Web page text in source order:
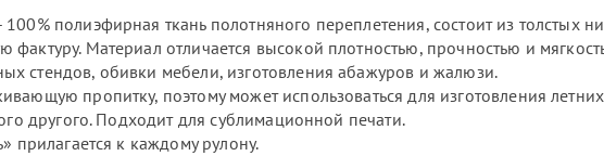
полиэфирная ткань полотняного переплетения, состоит из толстых
Материал отличается высокой плотностью, прочностью и
стендов, обивки мебели, изготовления абажуров и жалюзи.
пропитку, поэтому может использоваться для изготовления летних
другого. Подходит для сублимационной печати.
прилагается к каждому рулону.